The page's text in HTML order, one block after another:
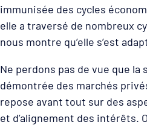
immunisée des cycles
elle a traversé de nombreux
nous montre qu’elle s’est
Ne perdons pas de vue que
démontrée des marchés
repose avant tout sur des
et d’alignement des intérêts.